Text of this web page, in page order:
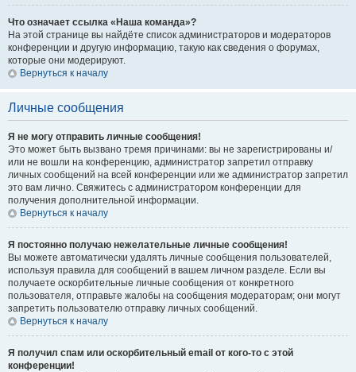
Что означает ссылка «Наша команда»?
На этой странице вы найдёте список администраторов и модераторов
конференции и другую информацию, такую как сведения о форумах,
которые они модерируют.
Вернуться к началу
Личные сообщения
Я не могу отправить личные сообщения!
Это может быть вызвано тремя причинами: вы не зарегистрированы и/
или не вошли на конференцию, администратор запретил отправку
личных сообщений на всей конференции или же администратор запретил
это вам лично. Свяжитесь с администратором конференции для
получения дополнительной информации.
Вернуться к началу
Я постоянно получаю нежелательные личные сообщения!
Вы можете автоматически удалять личные сообщения пользователей,
используя правила для сообщений в вашем личном разделе. Если вы
получаете оскорбительные личные сообщения от конкретного
пользователя, отправьте жалобы на сообщения модераторам; они могут
запретить пользователю отправку личных сообщений.
Вернуться к началу
Я получил спам или оскорбительный email от кого-то с этой
конференции!